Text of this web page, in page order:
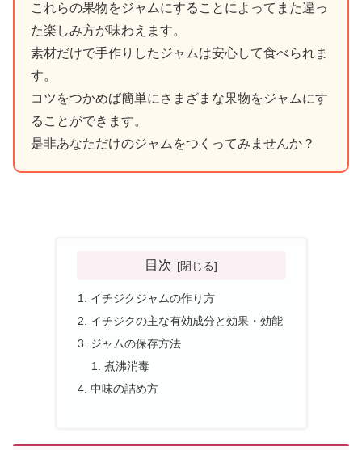
これらの果物をジャムにすることによってまた違っ
た楽しみ方が味わえます。
素材だけで手作りしたジャムは安心して食べられま
す。
コツをつかめば簡単にさまざまな果物をジャムにす
ることができます。
是非あなただけのジャムをつくってみませんか？
目次
イチジクジャムの作り方
イチジクの主な有効成分と効果・効能
ジャムの保存方法
煮沸消毒
中味の詰め方